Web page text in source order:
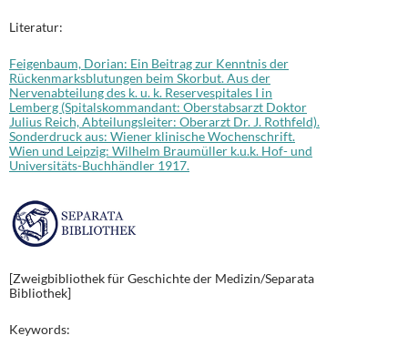
Literatur:
Feigenbaum, Dorian: Ein Beitrag zur Kenntnis der
Rückenmarksblutungen beim Skorbut. Aus der
Nervenabteilung des k. u. k. Reservespitales I in
Lemberg (Spitalskommandant: Oberstabsarzt Doktor
Julius Reich, Abteilungsleiter: Oberarzt Dr. J. Rothfeld).
Sonderdruck aus: Wiener klinische Wochenschrift.
Wien und Leipzig: Wilhelm Braumüller k.u.k. Hof- und
Universitäts-Buchhändler 1917.
[Zweigbibliothek für Geschichte der Medizin/Separata
Bibliothek]
Keywords: